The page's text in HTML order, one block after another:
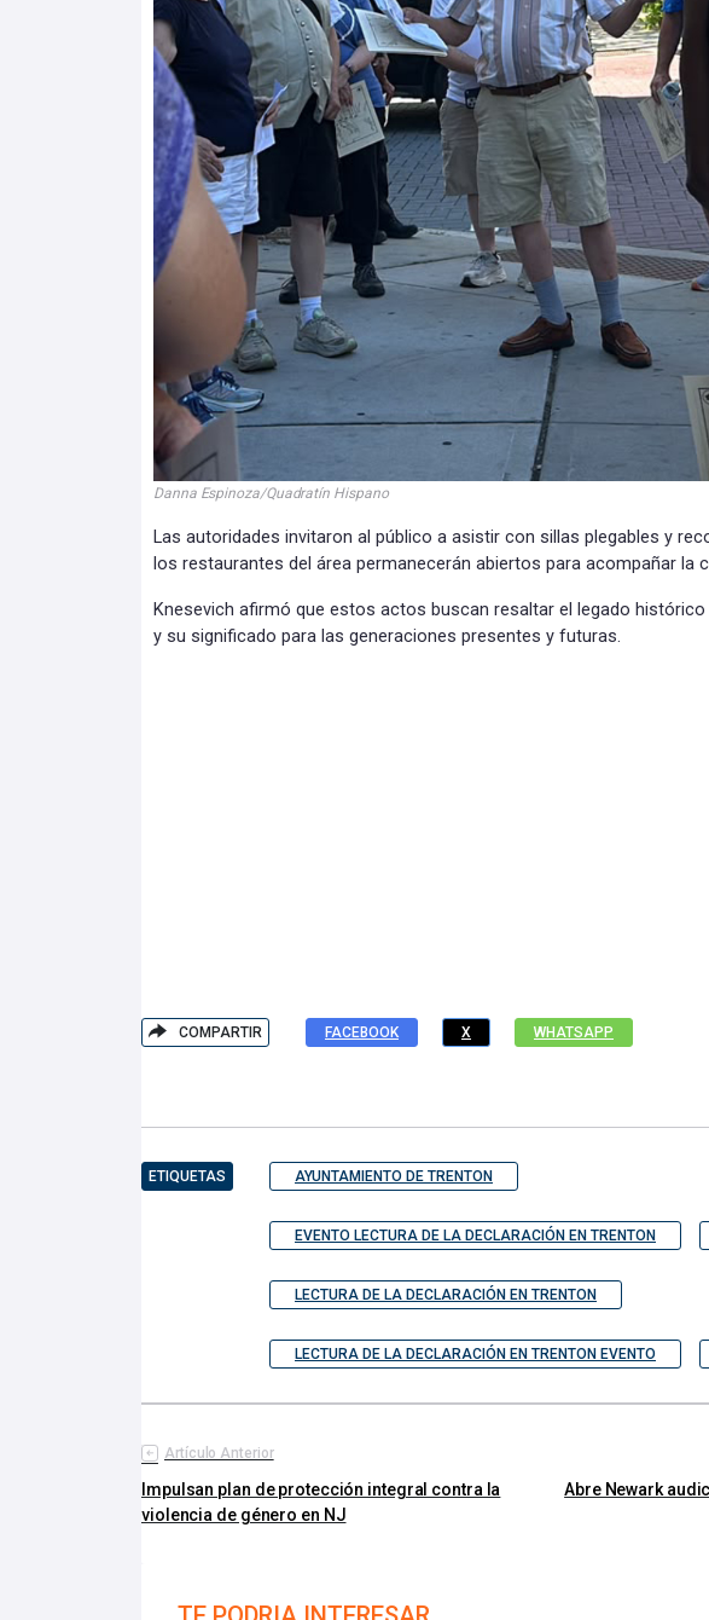
Danna Espinoza/Quadratín Hispano
Las autoridades invitaron al público a asistir con sillas plegables y
los restaurantes del área permanecerán abiertos para acompañar la
Knesevich afirmó que estos actos buscan resaltar el legado histórico
y su significado para las generaciones presentes y futuras.
COMPARTIR FACEBOOK X WHATSAPP
ETIQUETAS AYUNTAMIENTO DE TRENTON
EVENTO LECTURA DE LA DECLARACIÓN EN TRENTON
LECTURA DE LA DECLARACIÓN EN TRENTON
LECTURA DE LA DECLARACIÓN EN TRENTON EVENTO
Artículo Anterior
Impulsan plan de protección integral contra la
violencia de género en NJ
Abre Newark